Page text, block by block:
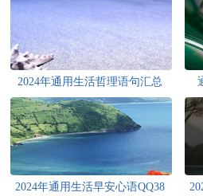
2024年通用生活哲理语句汇总
100条
2024年通用生活早安心语QQ38